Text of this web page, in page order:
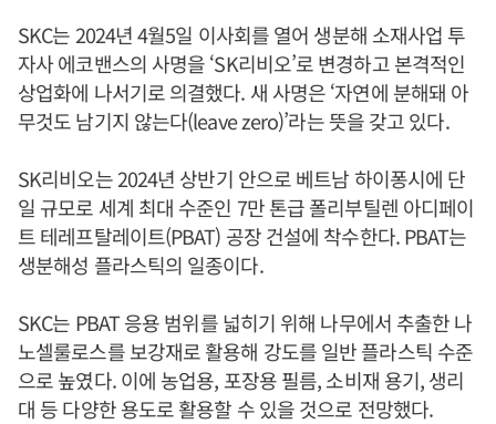
SKC는 2024년 4월5일 이사회를 열어 생분해 소재사업 투
자사 에코밴스의 사명을 ‘SK리비오’로 변경하고 본격적인
상업화에 나서기로 의결했다. 새 사명은 ‘자연에 분해돼 아
무것도 남기지 않는다(leave zero)’라는 뜻을 갖고 있다.
SK리비오는 2024년 상반기 안으로 베트남 하이퐁시에 단
일 규모로 세계 최대 수준인 7만 톤급 폴리부틸렌 아디페이
트 테레프탈레이트(PBAT) 공장 건설에 착수한다. PBAT는
생분해성 플라스틱의 일종이다.
SKC는 PBAT 응용 범위를 넓히기 위해 나무에서 추출한 나
노셀룰로스를 보강재로 활용해 강도를 일반 플라스틱 수준
으로 높였다. 이에 농업용, 포장용 필름, 소비재 용기, 생리
대 등 다양한 용도로 활용할 수 있을 것으로 전망했다.